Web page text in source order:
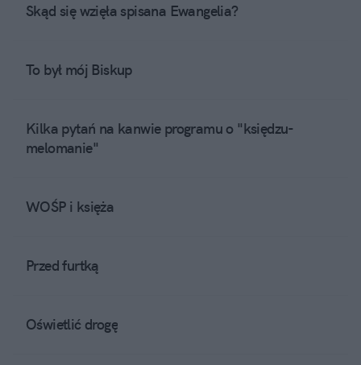
Skąd się wzięła spisana Ewangelia?
To był mój Biskup
Kilka pytań na kanwie programu o "księdzu-
melomanie"
WOŚP i księża
Przed furtką
Oświetlić drogę